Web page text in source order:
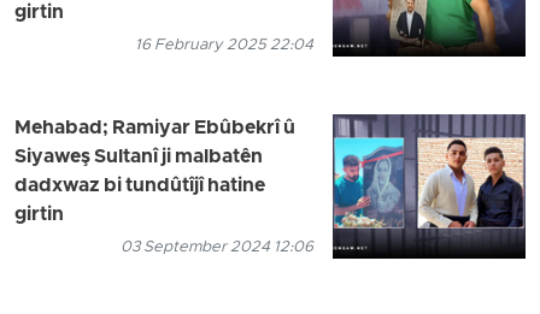
girtin
16 February 2025 22:04
Mehabad; Ramiyar Ebûbekrî û
Siyaweş Sultanî ji malbatên
dadxwaz bi tundûtîjî hatine
girtin
03 September 2024 12:06